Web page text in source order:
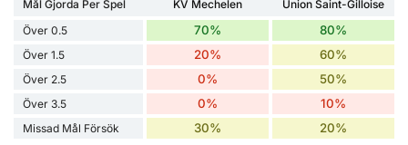
Mål Gjorda Per Spel KV Mechelen
Union Saint-Gilloise
Över 0.5
70% 80%
Över 1.5 20% 60%
Över 2.5 0% 50%
Över 3.5 0% 10%
Missad Mål Försök 30% 20%